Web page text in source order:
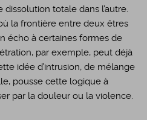
dissolution totale dans l’autre.
la frontière entre deux êtres
écho à certaines formes de
par exemple, peut déjà
idée d’intrusion, de mélange
pousse cette logique à
par la douleur ou la violence.